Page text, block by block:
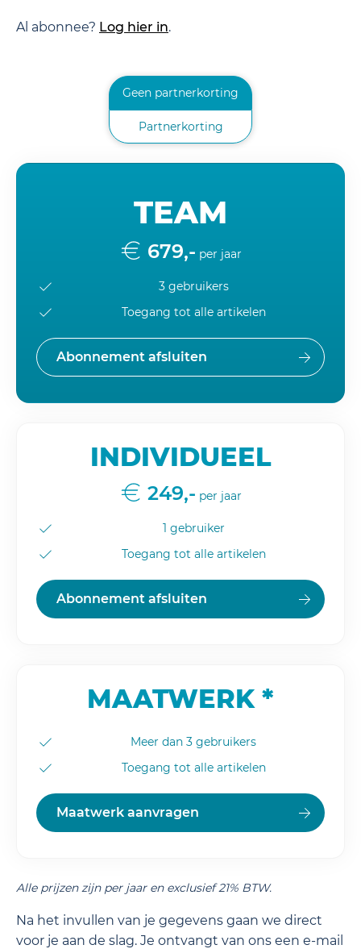
Al abonnee? Log hier in.
Geen partnerkorting
Partnerkorting
INDIVIDUEEL
249,- per jaar
1 gebruiker
Toegang tot alle artikelen
Abonnement afsluiten
TEAM
679,- per jaar
3 gebruikers
Toegang tot alle artikelen
Abonnement afsluiten
MAATWERK *
Meer dan 3 gebruikers
Toegang tot alle artikelen
Maatwerk aanvragen
Alle prijzen zijn per jaar en exclusief 21% BTW.
Na het invullen van je gegevens gaan we direct
voor je aan de slag. Je ontvangt van ons een e-mail